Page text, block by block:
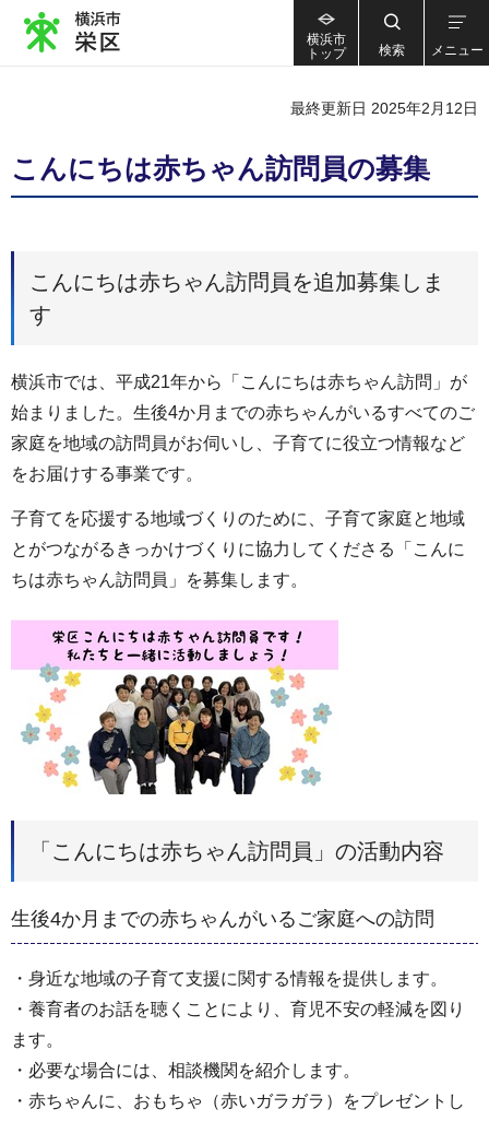
横浜市
トップ
検索 メニュー
最終更新日 2025年2月12日
こんにちは赤ちゃん訪問員の募集
こんにちは赤ちゃん訪問員を追加募集しま
す
横浜市では、平成21年から「こんにちは赤ちゃん訪問」が
始まりました。生後4か月までの赤ちゃんがいるすべてのご
家庭を地域の訪問員がお伺いし、子育てに役立つ情報など
をお届けする事業です。
子育てを応援する地域づくりのために、子育て家庭と地域
とがつながるきっかけづくりに協力してくださる「こんに
ちは赤ちゃん訪問員」を募集します。
「こんにちは赤ちゃん訪問員」の活動内容
生後4か月までの赤ちゃんがいるご家庭への訪問
・身近な地域の子育て支援に関する情報を提供します。
・養育者のお話を聴くことにより、育児不安の軽減を図り
ます。
・必要な場合には、相談機関を紹介します。
・赤ちゃんに、おもちゃ（赤いガラガラ）をプレゼントし